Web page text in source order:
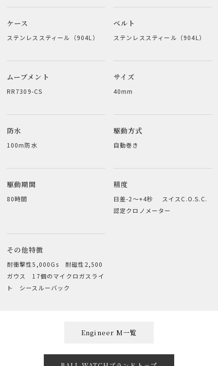
ケース
ステンレススティール（904L）
ベルト
ステンレススティール（904L）
ムーブメント
RR7309-CS
サイズ
40mm
防水
100m防水
駆動方式
自動巻き
駆動期間
80時間
精度
日差-2～+4秒 スイスC.O.S.C.
認定クロノメーター
その他特徴
耐衝撃性5,000Gs 耐磁性2,500
ガウス 17個のマイクロガスライ
ト シースルーバック
Engineer M一覧